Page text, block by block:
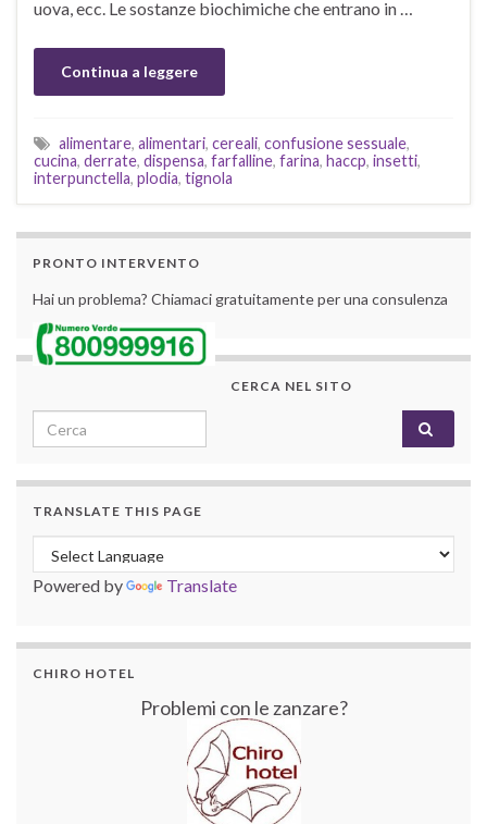
uova, ecc. Le sostanze biochimiche che entrano in …
Continua a leggere
alimentare, alimentari, cereali, confusione sessuale,
cucina, derrate, dispensa, farfalline, farina, haccp, insetti,
interpunctella, plodia, tignola
PRONTO INTERVENTO
Hai un problema? Chiamaci gratuitamente per una consulenza
CERCA NEL SITO
Search for:
TRANSLATE THIS PAGE
Powered by Translate
CHIRO HOTEL
Problemi con le zanzare?